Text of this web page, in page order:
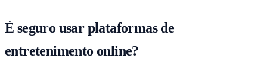
É seguro usar plataformas de
entretenimento online?